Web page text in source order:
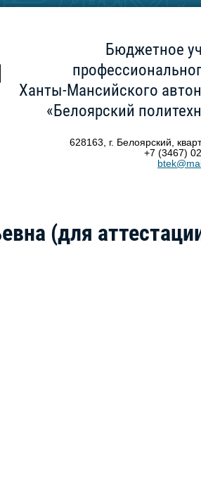
Бюджетное
Ханты-Мансийского
«Белоярский
628163, г. Белоярский,
+7 (3467)
(для